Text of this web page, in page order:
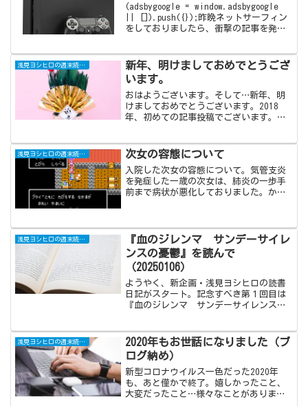
(adsbygoogle = window.adsbygoogle
|| []).push({});昨晩ネットサーフィン
をしておりましたら、衝撃の記事を発見
の1ページを...
浅見ヨシヒロの週末読書日記
新年、明けましておめでとうござ
います。
おはようございます。そして…新年、明
けましておめでとうございます。2018
年、初めての記事投稿でございます。昨
スで『浅見家の本棚』は、野暮な言い方
をすれば正しく産...
浅見ヨシヒロの週末読書日記 次女の容態について
入院した次女の容態について。気管支炎
を発症した一歳の次女は、肺炎の一歩手
前まで病状が悪化しておりました。かか
軽度の中耳炎も発症しており、親として
見守ることしかできない自分を歯がゆく
思います。
浅見ヨシヒロの週末読書日記
『血のジレンマ サンデーサイレ
ンスの憂鬱』を読んで
（20250106）
ようやく、新企画・浅見ヨシヒロの読書
日記がスタート。記念すべき第１回目は
『血のジレンマ サンデーサイレンスの
根幹を成す血統も例外ではありません。
日本競馬界で主流となっているサンデー
サイレンス系には、今後どのような運命
が待っているのでしょうか？
浅見ヨシヒロの週末読書日記
2020年もお世話になりました（ブ
ログ納め）
新型コロナウイルス一色だった2020年
も、あと僅かで終了。嬉しかったこと、
大変だったこと…様々なことがありまし